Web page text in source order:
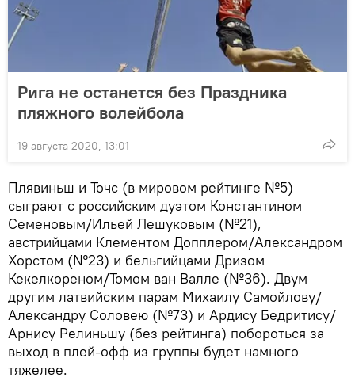
Рига не останется без Праздника
пляжного волейбола
19 августа 2020, 13:01
Плявиньш и Точс (в мировом рейтинге №5)
сыграют с российским дуэтом Константином
Семеновым/Ильей Лешуковым (№21),
австрийцами Клементом Допплером/Александром
Хорстом (№23) и бельгийцами Дризом
Кекелкореном/Томом ван Валле (№36). Двум
другим латвийским парам Михаилу Самойлову/
Александру Соловею (№73) и Ардису Бедритису/
Арнису Релиньшу (без рейтинга) побороться за
выход в плей-офф из группы будет намного
тяжелее.